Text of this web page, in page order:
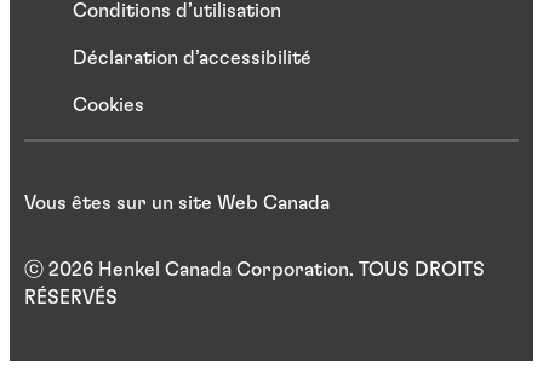
Conditions d’utilisation
Déclaration d’accessibilité
Cookies
ⓒ 2026 Henkel Canada Corporation. TOUS DROITS
RÉSERVÉS
Vous êtes sur un site Web Canada